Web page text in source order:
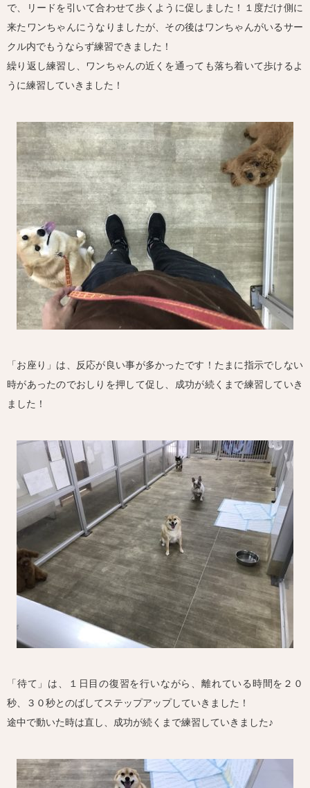
で、リードを引いて合わせて歩くように促しました！１度だけ側に
来たワンちゃんにうなりましたが、その後はワンちゃんがいるサー
クル内でもうならず練習できました！
繰り返し練習し、ワンちゃんの近くを通っても落ち着いて歩けるよ
うに練習していきました！
「お座り」は、反応が良い事が多かったです！たまに指示でしない
時があったのでおしりを押して促し、成功が続くまで練習していき
ました！
「待て」は、１日目の復習を行いながら、離れている時間を２０
秒、３０秒とのばしてステップアップしていきました！
途中で動いた時は直し、成功が続くまで練習していきました♪